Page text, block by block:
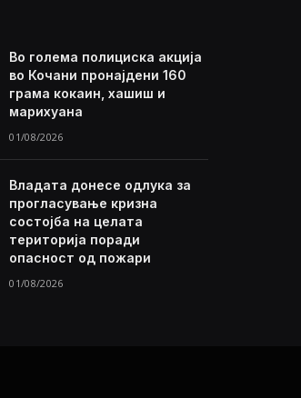
Во голема полициска акција
во Кочани пронајдени 160
грама кокаин, хашиш и
марихуана
01/08/2026
Владата донесе одлука за
прогласување кризна
состојба на целата
територија поради
опасност од пожари
01/08/2026